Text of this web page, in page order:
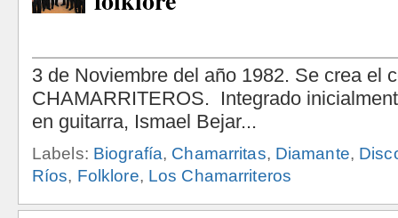
Labels: Biografía, Chamarritas, Diamante,
Ríos, Folklore, Los Chamarriteros